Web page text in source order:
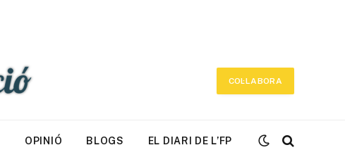
COL·LABORA
OPINIÓ BLOGS EL DIARI DE L’FP